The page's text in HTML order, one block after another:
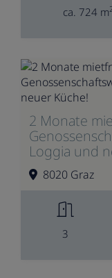
ca. 724 m
2 Monate
Loggia und
8020 Graz
3